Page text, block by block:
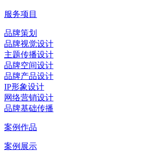
服务项目
品牌策划
品牌视觉设计
主题传播设计
品牌空间设计
品牌产品设计
IP形象设计
网络营销设计
品牌基础传播
案例作品
案例展示